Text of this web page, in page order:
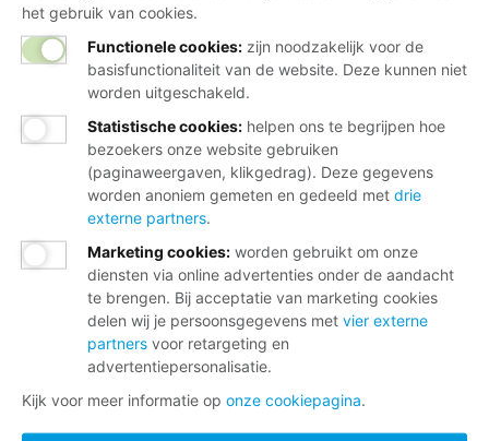
het gebruik van cookies.
Functionele cookies: zijn noodzakelijk voor de
basisfunctionaliteit van de website. Deze kunnen niet
worden uitgeschakeld.
Statistische cookies: helpen ons te begrijpen hoe
bezoekers onze website gebruiken
(paginaweergaven, klikgedrag). Deze gegevens
worden anoniem gemeten en gedeeld met drie
externe partners.
Marketing cookies: worden gebruikt om onze
diensten via online advertenties onder de aandacht
te brengen. Bij acceptatie van marketing cookies
delen wij je persoonsgegevens met vier externe
partners voor retargeting en
advertentiepersonalisatie.
Kijk voor meer informatie op onze cookiepagina.